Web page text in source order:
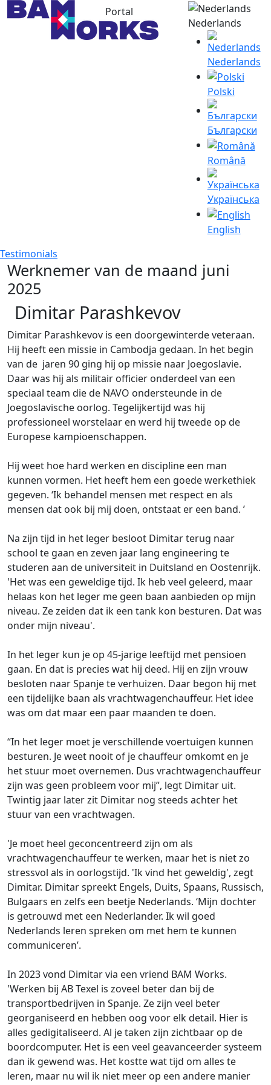
Portal
Nederlands
Nederlands
Polski
Български
Română
Українська
English
Testimonials
Werknemer van de maand juni
2025
Dimitar Parashkevov
Dimitar Parashkevov is een doorgewinterde veteraan.
Hij heeft een missie in Cambodja gedaan. In het begin
van de jaren 90 ging hij op missie naar Joegoslavie.
Daar was hij als militair officier onderdeel van een
speciaal team die de NAVO ondersteunde in de
Joegoslavische oorlog. Tegelijkertijd was hij
professioneel worstelaar en werd hij tweede op de
Europese kampioenschappen.
Hij weet hoe hard werken en discipline een man
kunnen vormen. Het heeft hem een goede werkethiek
gegeven. ‘Ik behandel mensen met respect en als
mensen dat ook bij mij doen, ontstaat er een band. ’
Na zijn tijd in het leger besloot Dimitar terug naar
school te gaan en zeven jaar lang engineering te
studeren aan de universiteit in Duitsland en Oostenrijk.
'Het was een geweldige tijd. Ik heb veel geleerd, maar
helaas kon het leger me geen baan aanbieden op mijn
niveau. Ze zeiden dat ik een tank kon besturen. Dat was
onder mijn niveau'.
In het leger kun je op 45-jarige leeftijd met pensioen
gaan. En dat is precies wat hij deed. Hij en zijn vrouw
besloten naar Spanje te verhuizen. Daar begon hij met
een tijdelijke baan als vrachtwagenchauffeur. Het idee
was om dat maar een paar maanden te doen.
“In het leger moet je verschillende voertuigen kunnen
besturen. Je weet nooit of je chauffeur omkomt en je
het stuur moet overnemen. Dus vrachtwagenchauffeur
zijn was geen probleem voor mij”, legt Dimitar uit.
Twintig jaar later zit Dimitar nog steeds achter het
stuur van een vrachtwagen.
'Je moet heel geconcentreerd zijn om als
vrachtwagenchauffeur te werken, maar het is niet zo
stressvol als in oorlogstijd. 'Ik vind het geweldig', zegt
Dimitar. Dimitar spreekt Engels, Duits, Spaans, Russisch,
Bulgaars en zelfs een beetje Nederlands. ‘Mijn dochter
is getrouwd met een Nederlander. Ik wil goed
Nederlands leren spreken om met hem te kunnen
communiceren’.
In 2023 vond Dimitar via een vriend BAM Works.
'Werken bij AB Texel is zoveel beter dan bij de
transportbedrijven in Spanje. Ze zijn veel beter
georganiseerd en hebben oog voor elk detail. Hier is
alles gedigitaliseerd. Al je taken zijn zichtbaar op de
boordcomputer. Het is een veel geavanceerder systeem
dan ik gewend was. Het kostte wat tijd om alles te
leren, maar nu wil ik niet meer op een andere manier